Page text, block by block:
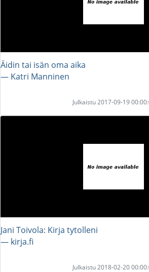
Äidin tai isän oma aika
― Katri Manninen
Julkaistu 2017-09-19
Jani Toivola: Kirja tytolleni
― kirja.fi
Julkaistu 2018-02-20